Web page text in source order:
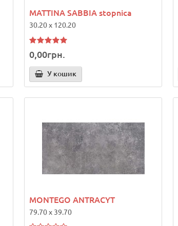
MATTINA SABBIA stopnica
30.20 x 120.20
0,00грн.
У кошик
MONTEGO ANTRACYT
79.70 x 39.70